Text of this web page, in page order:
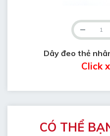
Dây đeo thẻ
Click
CÓ THỂ